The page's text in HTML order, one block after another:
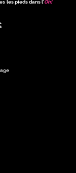
les pieds dans l'Oh!